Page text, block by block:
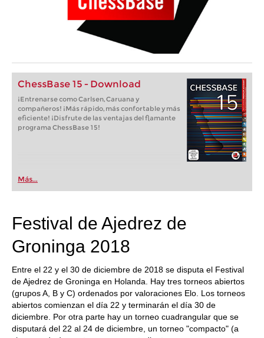
ChessBase 15 - Download
¡Entrenarse como Carlsen, Caruana y
compañeros! ¡Más rápido, más confortable y más
eficiente! ¡Disfrute de las ventajas del flamante
programa ChessBase 15!
Más...
Festival de Ajedrez de
Groninga 2018
Entre el 22 y el 30 de diciembre de 2018 se disputa el Festival
de Ajedrez de Groninga en Holanda. Hay tres torneos abiertos
(grupos A, B y C) ordenados por valoraciones Elo. Los torneos
abiertos comienzan el día 22 y terminarán el día 30 de
diciembre. Por otra parte hay un torneo cuadrangular que se
disputará del 22 al 24 de diciembre, un torneo "compacto" (a